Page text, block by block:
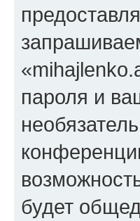
пароля и
будет